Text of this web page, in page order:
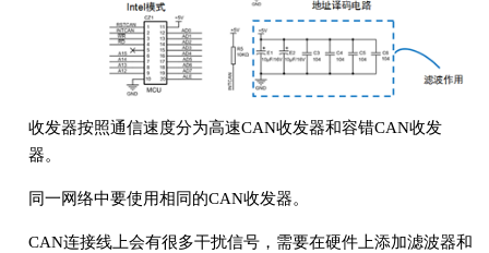
收发器按照通信速度分为高速CAN收发器和容错CAN收发
器。
同一网络中要使用相同的CAN收发器。
CAN连接线上会有很多干扰信号，需要在硬件上添加滤波器和